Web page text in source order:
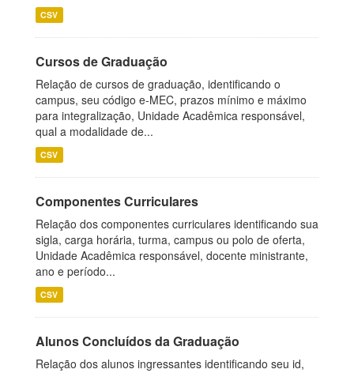
CSV
Cursos de Graduação
Relação de cursos de graduação, identificando o
campus, seu código e-MEC, prazos mínimo e máximo
para integralização, Unidade Acadêmica responsável,
qual a modalidade de...
CSV
Componentes Curriculares
Relação dos componentes curriculares identificando sua
sigla, carga horária, turma, campus ou polo de oferta,
Unidade Acadêmica responsável, docente ministrante,
ano e período...
CSV
Alunos Concluídos da Graduação
Relação dos alunos ingressantes identificando seu id,